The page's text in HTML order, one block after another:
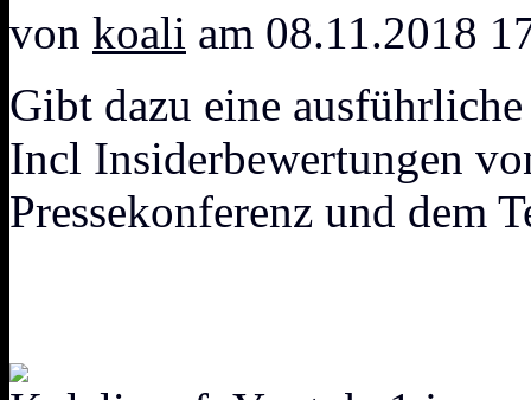
von koali am 08.11.2018
Gibt dazu eine
Incl Insiderbewertungen
Pressekonferenz und dem